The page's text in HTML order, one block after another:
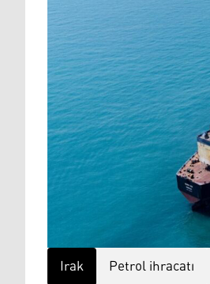
Irak Petrol ihracatı